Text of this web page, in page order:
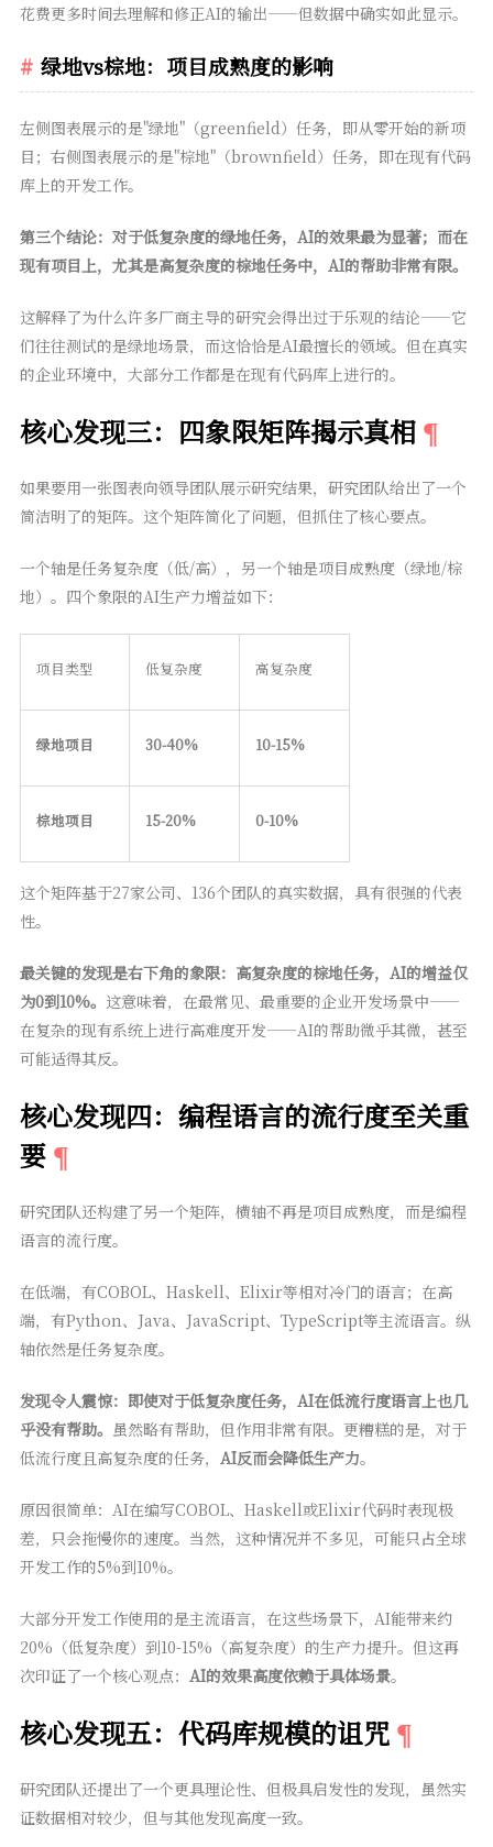
花费更多时间去理解和修正AI的输出——但数据中确实如此显示。
绿地vs棕地：项目成熟度的影响
左侧图表展示的是"绿地"（greenfield）任务，即从零开始的新项
目；右侧图表展示的是"棕地"（brownfield）任务，即在现有代码
库上的开发工作。
第三个结论：对于低复杂度的绿地任务，AI的效果最为显著；而在
现有项目上，尤其是高复杂度的棕地任务中，AI的帮助非常有限。
这解释了为什么许多厂商主导的研究会得出过于乐观的结论——它
们往往测试的是绿地场景，而这恰恰是AI最擅长的领域。但在真实
的企业环境中，大部分工作都是在现有代码库上进行的。
核心发现三：四象限矩阵揭示真相
如果要用一张图表向领导团队展示研究结果，研究团队给出了一个
简洁明了的矩阵。这个矩阵简化了问题，但抓住了核心要点。
一个轴是任务复杂度（低/高），另一个轴是项目成熟度（绿地/棕
地）。四个象限的AI生产力增益如下：
项目类型 低复杂度 高复杂度
绿地项目 30-40% 10-15%
棕地项目 15-20% 0-10%
这个矩阵基于27家公司、136个团队的真实数据，具有很强的代表
性。
最关键的发现是右下角的象限：高复杂度的棕地任务，AI的增益仅
为0到10%。 这意味着，在最常见、最重要的企业开发场景中——
在复杂的现有系统上进行高难度开发——AI的帮助微乎其微，甚至
可能适得其反。
核心发现四：编程语言的流行度至关重
要
研究团队还构建了另一个矩阵，横轴不再是项目成熟度，而是编程
语言的流行度。
在低端，有COBOL、Haskell、Elixir等相对冷门的语言；在高
端，有Python、Java、JavaScript、TypeScript等主流语言。纵
轴依然是任务复杂度。
发现令人震惊：即使对于低复杂度任务，AI在低流行度语言上也几
乎没有帮助。 虽然略有帮助，但作用非常有限。更糟糕的是，对于
低流行度且高复杂度的任务， AI反而会降低生产力。
原因很简单：AI在编写COBOL、Haskell或Elixir代码时表现极
差，只会拖慢你的速度。当然，这种情况并不多见，可能只占全球
开发工作的5%到10%。
大部分开发工作使用的是主流语言，在这些场景下，AI能带来约
20%（低复杂度）到10-15%（高复杂度）的生产力提升。但这再
次印证了一个核心观点： AI的效果高度依赖于具体场景。
核心发现五：代码库规模的诅咒
研究团队还提出了一个更具理论性、但极具启发性的发现，虽然实
证数据相对较少，但与其他发现高度一致。